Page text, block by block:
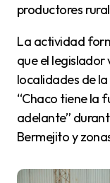
productores
La actividad forma parte de una agenda territorial
que el
localidades de
“Chaco tiene la
adelante”
Bermejito y